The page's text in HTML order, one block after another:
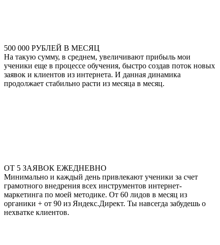
500 000 РУБЛЕЙ В МЕСЯЦ
На такую сумму, в среднем, увеличивают прибыль мои
ученики еще в процессе обучения, быстро создав поток новых
заявок и клиентов из интернета. И данная динамика
продолжает стабильно расти из месяца в месяц.
ОТ 5 ЗАЯВОК ЕЖЕДНЕВНО
Минимально и каждый день привлекают ученики за счет
грамотного внедрения всех инструментов интернет-
маркетинга по моей методике. От 60 лидов в месяц из
органики + от 90 из Яндекс.Директ. Ты навсегда забудешь о
нехватке клиентов.